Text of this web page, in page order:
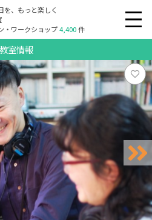
を、もっと楽しく
・ワークショップ4,400件
教室情報